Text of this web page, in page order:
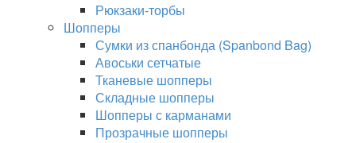
Рюкзаки-торбы
Шопперы
Сумки из спанбонда (Spanbond Bag)
Авоськи сетчатые
Тканевые шопперы
Складные шопперы
Шопперы с карманами
Прозрачные шопперы